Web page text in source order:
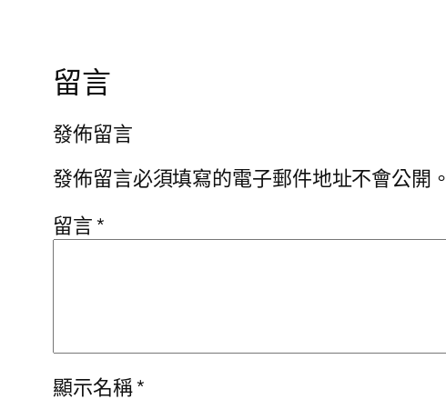
留言
發佈留言
發佈留言必須填寫的電子郵件地址不會公開。
留言*
顯示名稱*